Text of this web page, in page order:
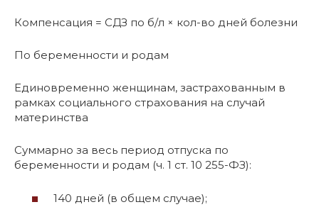
Компенсация = СДЗ по б/л × кол-во дней болезни
По беременности и родам
Единовременно женщинам, застрахованным в
рамках социального страхования на случай
материнства
Суммарно за весь период отпуска по
беременности и родам (ч. 1 ст. 10 255-ФЗ):
140 дней (в общем случае);